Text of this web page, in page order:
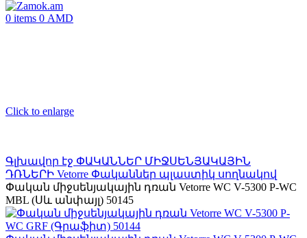
0 items 0 AMD
Click to enlarge
Գլխավոր էջ ՓԱԿԱՆՆԵՐ ՄԻՋՍԵՆՅԱԿԱՅԻՆ
ԴՌՆԵՐԻ Vetorre Փականներ պլաստիկ սողնակով
Փական միջսենյակային դռան Vetorre WC V-5300 P-WC
MBL (Սև անփայլ) 50145